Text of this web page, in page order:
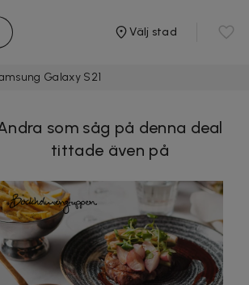
Välj stad
Galaxy S21
som såg på denna deal
tittade även på